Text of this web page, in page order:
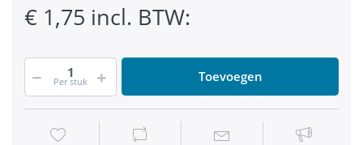
€ 1,75 incl. BTW:
Per stuk Toevoegen